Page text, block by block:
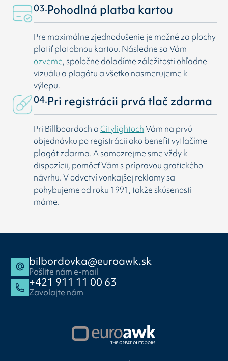
03.Pohodlná platba kartou
Pre maximálne zjednodušenie je možné za plochy
platiť platobnou kartou. Následne sa Vám
ozveme, spoločne doladíme záležitosti ohľadne
vizuálu a plagátu a všetko nasmerujeme k
výlepu.
04.Pri registrácii prvá tlač zdarma
Pri Billboardoch aCitylightochVám na prvú
objednávku po registrácii ako benefit vytlačíme
plagát zdarma. A samozrejme sme vždy k
dispozícii, pomôcť Vám s prípravou grafického
návrhu. V odvetví vonkajšej reklamy sa
pohybujeme od roku 1991, takže skúsenosti
máme.
bilbordovka@euroawk.sk
Pošlite nám e-mail
+421 911 11 00 63
Zavolajte nám